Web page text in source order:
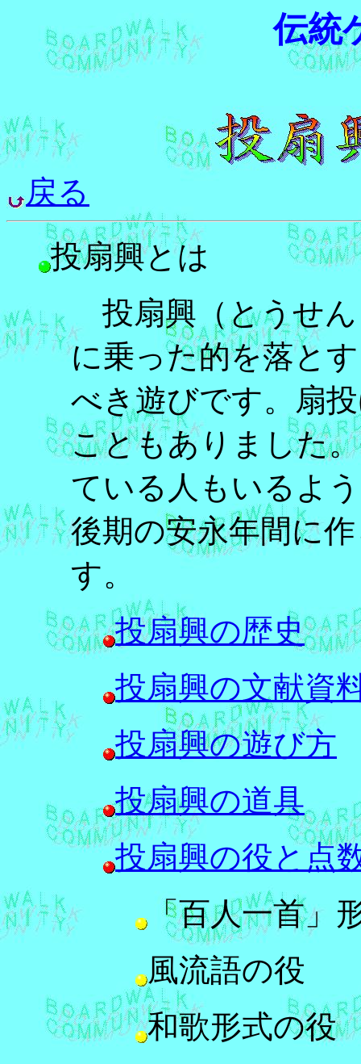
伝統
戻る
投扇興とは
投扇興（とうせ
に乗った的を落と
べき遊びです。扇
こともありました
ている人もいるよ
後期の安永年間に
す。
投扇興の歴史
投扇興の文献資
投扇興の遊び方
投扇興の道具
投扇興の役と点
「百人一首」
風流語の役
和歌形式の役